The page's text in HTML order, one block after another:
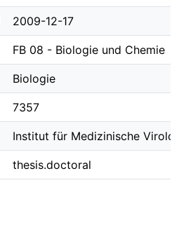
2009-12-17
FB 08 - Biologie und Chemie
Biologie
7357
Institut für Medizinische
thesis.doctoral